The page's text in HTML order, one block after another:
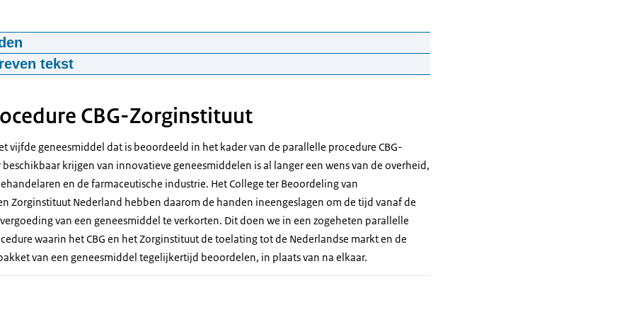
geneesmiddelen door het Zorginstituut
mp4275.1 MB
tekst
betaalt mee aan de gezondheidszorg. Zorginstituut Nederland waakt erover dat
betaalbaar blijft.
een nieuw medicijn op de markt, dan beoordelen wij of het vergoed moet
We geven daarover advies aan de minister voor Medische Zorg.
gaat zo:
is goedgekeurd kan de fabrikant een aanvraag bij ons doen voor toelating tot het
we alle informatie en wetenschappelijke onderzoeken hebben ontvangen, gaan
vragen als:
ziekte?
CBG-Zorginstituut
vijfde geneesmiddel dat is beoordeeld in het kader van de parallelle procedure CBG-
krijgen van innovatieve geneesmiddelen is al langer een wens van de overheid,
en de farmaceutische industrie. Het College ter Beoordeling van
Zorginstituut Nederland hebben daarom de handen ineengeslagen om de tijd vanaf de
van een geneesmiddel te verkorten. Dit doen we in een zogeheten parallelle
waarin het CBG en het Zorginstituut de toelating tot de Nederlandse markt en de
van een geneesmiddel tegelijkertijd beoordelen, in plaats van na elkaar.